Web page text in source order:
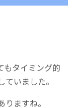
もタイミング的
いました。
ますね。